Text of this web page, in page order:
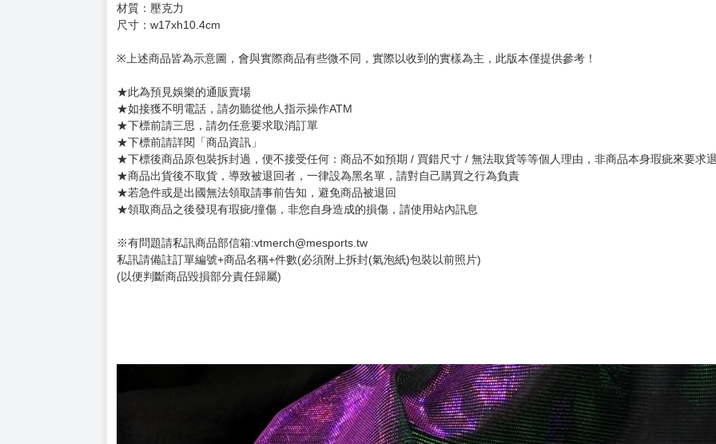
材質：壓克力
尺寸：w17xh10.4cm
※上述商品皆為示意圖，會與實際商品有些微不同，實際以收到的實樣為主，此版本僅提供參考！
★此為預見娛樂的通販賣場
★如接獲不明電話，請勿聽從他人指示操作ATM
★下標前請三思，請勿任意要求取消訂單
★下標前請詳閱「商品資訊」
★下標後商品原包裝拆封過，便不接受任何：商品不如預期 / 買錯尺寸 / 無法取貨等等個人理由，非商品本身瑕疵來要求
★商品出貨後不取貨，導致被退回者，一律設為黑名單，請對自己購買之行為負責
★若急件或是出國無法領取請事前告知，避免商品被退回
★領取商品之後發現有瑕疵/撞傷，非您自身造成的損傷，請使用站內訊息
※有問題請私訊商品部信箱:vtmerch@mesports.tw
私訊請備註訂單編號+商品名稱+件數(必須附上拆封(氣泡紙)包裝以前照片)
(以便判斷商品毀損部分責任歸屬)